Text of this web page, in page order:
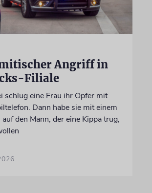
Angriff in
Filiale
schlug eine Frau ihr Opfer mit
Dann habe sie mit einem
den Mann, der eine Kippa trug,